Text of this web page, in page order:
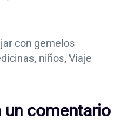
con gemelos
, niños, Viaje
un comentario